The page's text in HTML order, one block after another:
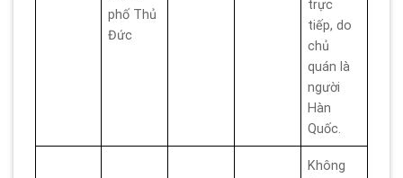
phố Thủ
Đức
trực
tiếp, do
chủ
quán là
người
Hàn
Quốc.
Không